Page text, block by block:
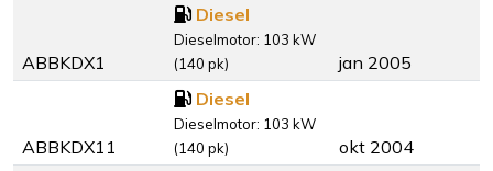
ABBKDX1
Diesel
Dieselmotor: 103 kW
(140 pk)
jan 2005
ABBKDX11
Diesel
Dieselmotor: 103 kW
(140 pk)
okt 2004